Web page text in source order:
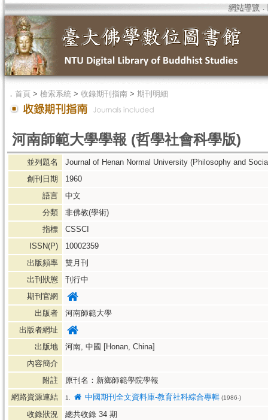
網站導覽 ．
． 首頁 > 檢索系統 > 收錄期刊指南 > 期刊明細
河南師範大學學報 (哲學社會科學版)
並列題名
Journal of Henan Normal University (Philosophy and
創刊日期
1960
語言
中文
分類
非佛教(學術)
指標
CSSCI
ISSN(P)
10002359
出版頻率
雙月刊
出刊狀態
刊行中
期刊官網
出版者
河南師範大學
出版者網址
出版地
河南, 中國 [Honan, China]
內容簡介
附註
原刊名：新鄉師範學院學報
網路資源連結
1. 中國期刊全文資料庫-教育社科綜合專輯 (1986-)
收錄狀況 總共收錄 34 期